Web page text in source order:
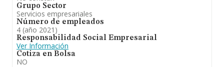
Grupo Sector
Servicios empresariales
Número de empleados
4 (año 2021)
Responsabilidad Social Empresarial
Ver Información
Cotiza en Bolsa
NO